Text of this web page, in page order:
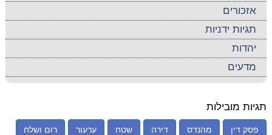
אזכורים
תגיות ידניות
יהדות
מדעים
תגיות מובילות
פסק דין מהנדס דירה שטח ערעור רום ושלח